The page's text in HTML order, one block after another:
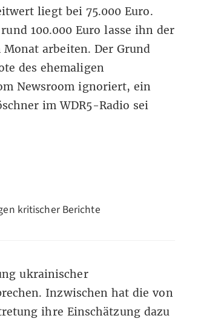
liegt bei 75.000 Euro.
100.000 Euro lasse ihn der
arbeiten. Der Grund
des ehemaligen
Newsroom ignoriert, ein
im WDR5-Radio sei
kritischer Berichte
ukrainischer
Inzwischen hat die von
ihre Einschätzung dazu